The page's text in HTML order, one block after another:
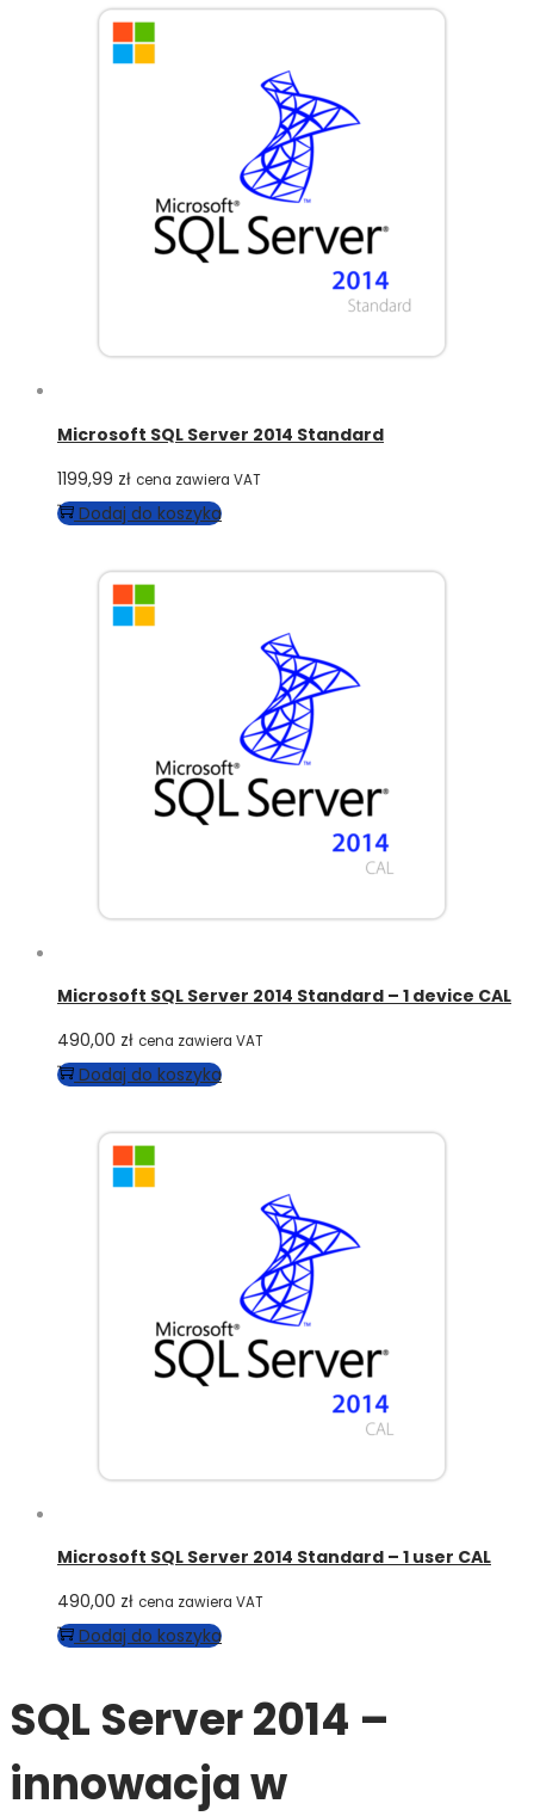
Microsoft SQL Server 2014 Standard
1199,99 zł cena zawiera VAT
Dodaj do koszyka
Microsoft SQL Server 2014 Standard – 1 device CAL
490,00 zł cena zawiera VAT
Dodaj do koszyka
Microsoft SQL Server 2014 Standard – 1 user CAL
490,00 zł cena zawiera VAT
Dodaj do koszyka
SQL Server 2014 –
innowacja w